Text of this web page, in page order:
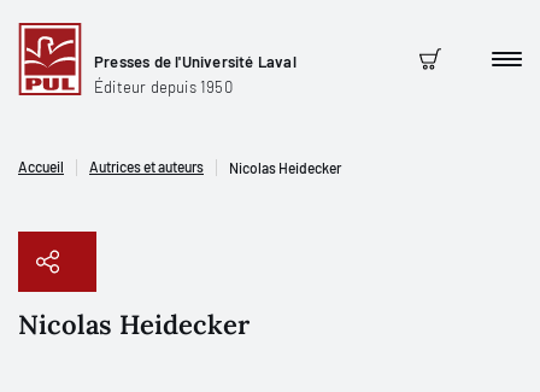
Presses de l'Université Laval
Éditeur depuis 1950
Panier
Accueil Autrices et auteurs Nicolas Heidecker
Nicolas Heidecker